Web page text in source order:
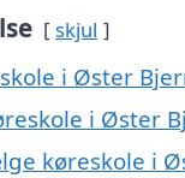
skjul
i Øster
i Øster
køreskole i